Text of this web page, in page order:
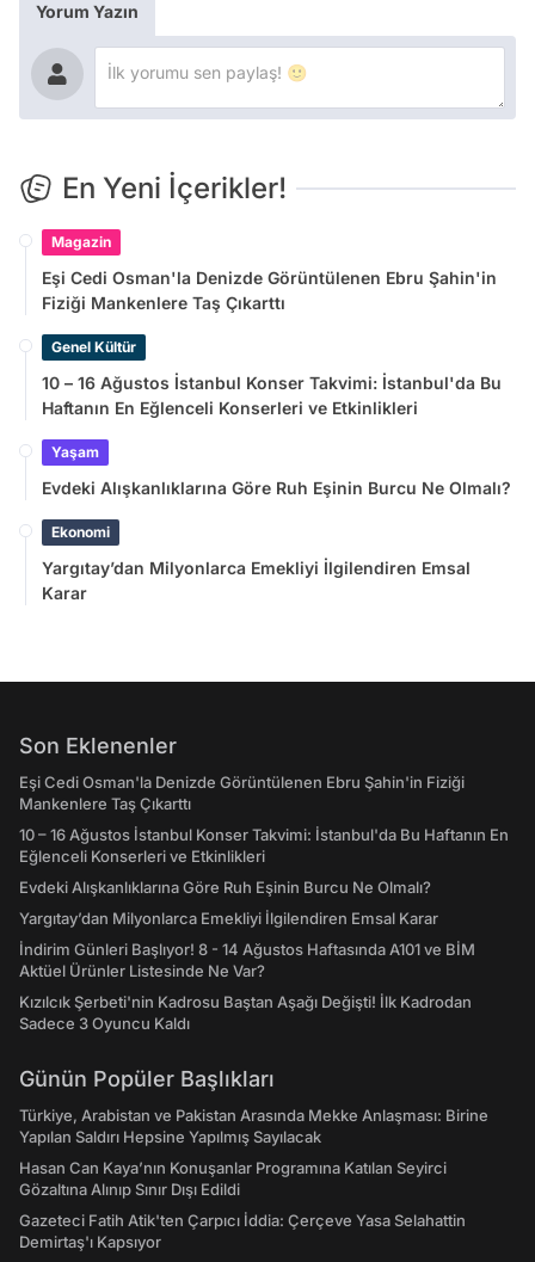
Yorum Yazın
En Yeni İçerikler!
Magazin
Eşi Cedi Osman'la Denizde Görüntülenen Ebru Şahin'in
Fiziği Mankenlere Taş Çıkarttı
Genel Kültür
10 – 16 Ağustos İstanbul Konser Takvimi: İstanbul'da Bu
Haftanın En Eğlenceli Konserleri ve Etkinlikleri
Yaşam
Evdeki Alışkanlıklarına Göre Ruh Eşinin Burcu Ne Olmalı?
Ekonomi
Yargıtay’dan Milyonlarca Emekliyi İlgilendiren Emsal
Karar
Son Eklenenler
Eşi Cedi Osman'la Denizde Görüntülenen Ebru Şahin'in Fiziği
Mankenlere Taş Çıkarttı
10 – 16 Ağustos İstanbul Konser Takvimi: İstanbul'da Bu Haftanın En
Eğlenceli Konserleri ve Etkinlikleri
Evdeki Alışkanlıklarına Göre Ruh Eşinin Burcu Ne Olmalı?
Yargıtay’dan Milyonlarca Emekliyi İlgilendiren Emsal Karar
İndirim Günleri Başlıyor! 8 - 14 Ağustos Haftasında A101 ve BİM
Aktüel Ürünler Listesinde Ne Var?
Kızılcık Şerbeti'nin Kadrosu Baştan Aşağı Değişti! İlk Kadrodan
Sadece 3 Oyuncu Kaldı
Günün Popüler Başlıkları
Türkiye, Arabistan ve Pakistan Arasında Mekke Anlaşması: Birine
Yapılan Saldırı Hepsine Yapılmış Sayılacak
Hasan Can Kaya’nın Konuşanlar Programına Katılan Seyirci
Gözaltına Alınıp Sınır Dışı Edildi
Gazeteci Fatih Atik'ten Çarpıcı İddia: Çerçeve Yasa Selahattin
Demirtaş'ı Kapsıyor